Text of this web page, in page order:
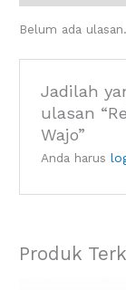
Belum ada ulasan.
Jadilah
ulasan
Wajo”
Anda harus
Produk